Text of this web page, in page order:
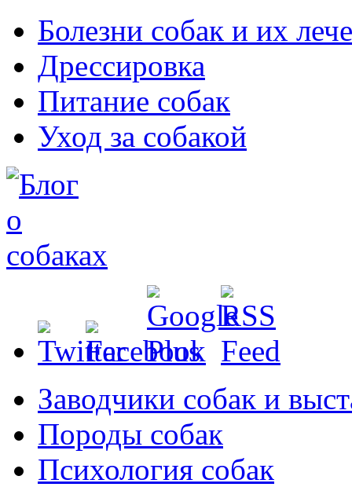
Болезни собак и их
Дрессировка
Питание собак
Уход за собакой
Заводчики собак и
Породы собак
Психология собак